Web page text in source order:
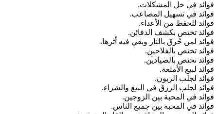
فوائد في حل المشكلات.
فوائد في تسهيل المصاعب.
فوائد للحفظ من الأعداء.
فوائد تختص بكشف الدفائن.
فوائد لمن حُرق بالنار وبقي فيه أثرها.
فوائد تختص بالفلاحين.
فوائد تختص بالصيادين.
فوائد لبيع الأمتعة.
فوائد لجلب الزبون.
فوائد لجلب الرزق في البيع والشراء.
فوائد في المحبة بين الزوجين.
فوائد في المحبة بين جميع الناس.